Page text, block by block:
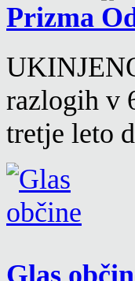
Prizma
razlogih v
tretje leto